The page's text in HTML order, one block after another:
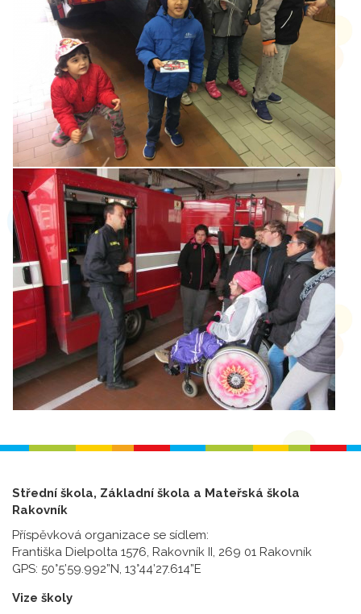
Střední škola, Základní škola a Mateřská škola
Rakovník
Příspěvková organizace se sídlem:
Františka Dielpolta 1576, Rakovník II, 269 01 Rakovník
GPS: 50°5’59.992”N, 13°44’27.614”E
Vize školy